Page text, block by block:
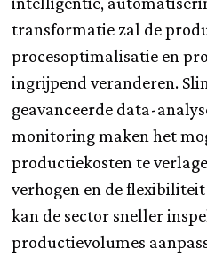
transformatie zal de
procesoptimalisatie en
ingrijpend veranderen.
geavanceerde data-
monitoring maken het
productiekosten te
verhogen en de
kan de sector sneller
productievolumes